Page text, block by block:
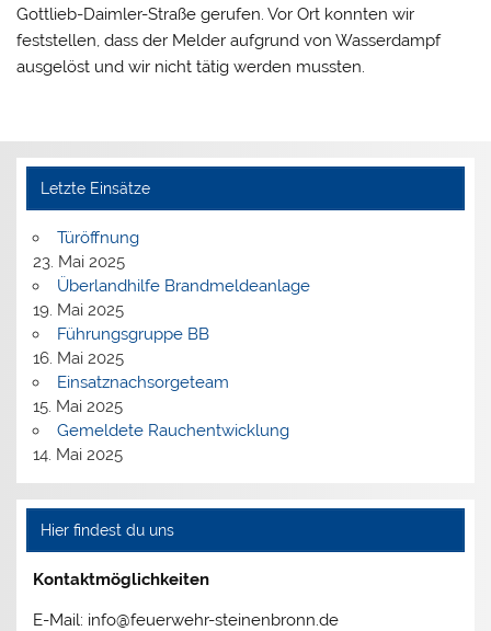
Gottlieb-Daimler-Straße gerufen. Vor Ort konnten wir
feststellen, dass der Melder aufgrund von Wasserdampf
ausgelöst und wir nicht tätig werden mussten.
Letzte Einsätze
Türöffnung
23. Mai 2025
Überlandhilfe Brandmeldeanlage
19. Mai 2025
Führungsgruppe BB
16. Mai 2025
Einsatznachsorgeteam
15. Mai 2025
Gemeldete Rauchentwicklung
14. Mai 2025
Hier findest du uns
Kontaktmöglichkeiten
E-Mail: info@feuerwehr-steinenbronn.de